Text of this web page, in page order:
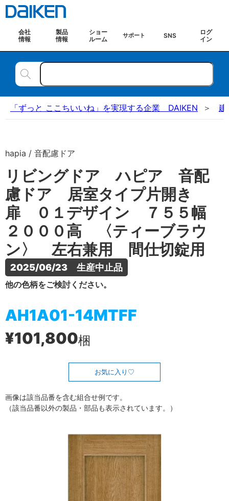
会社
情報
製品
情報
ショー
ルーム
サポート SNS
ログ
イン
「ずっと ここちいいね」を実現する企業 DAIKEN 建
hapia / 音配慮ドア
リビングドア ハピア 音配
慮ドア 居室タイプ片開き
扉 ０１デザイン ７５５幅
２０００高 〈ティーブラウ
ン〉 左右兼用 間仕切錠用
2025/06/23　生産中止品
他の色柄をご検討ください。
AH1A01-14MTFF
¥101,800梱
お気に入り
画像は該当品番を含む組合せ例です。
（該当品番以外の製品・部品も表示されています。）